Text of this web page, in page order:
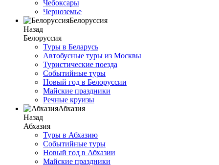
Чебоксары
Черноземье
Белоруссия
Назад
Белоруссия
Туры в Беларусь
Автобусные туры из Москвы
Туристические поезда
Событийные туры
Новый год в Белоруссии
Майские праздники
Речные круизы
Абхазия
Назад
Абхазия
Туры в Абхазию
Событийные туры
Новый год в Абхазии
Майские праздники